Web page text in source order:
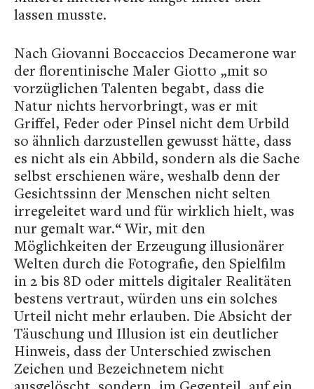
lassen musste.
Nach Giovanni Boccaccios Decamerone war
der florentinische Maler Giotto „mit so
vorzüglichen Talenten begabt, dass die
Natur nichts hervorbringt, was er mit
Griffel, Feder oder Pinsel nicht dem Urbild
so ähnlich darzustellen gewusst hätte, dass
es nicht als ein Abbild, sondern als die Sache
selbst erschienen wäre, weshalb denn der
Gesichtssinn der Menschen nicht selten
irregeleitet ward und für wirklich hielt, was
nur gemalt war.“ Wir, mit den
Möglichkeiten der Erzeugung illusionärer
Welten durch die Fotografie, den Spielfilm
in 2 bis 8D oder mittels digitaler Realitäten
bestens vertraut, würden uns ein solches
Urteil nicht mehr erlauben. Die Absicht der
Täuschung und Illusion ist ein deutlicher
Hinweis, dass der Unterschied zwischen
Zeichen und Bezeichnetem nicht